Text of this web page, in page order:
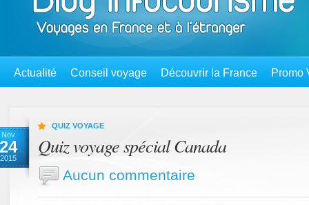
Actualité Conseil voyage Découvrir la France Promo
Nov
24
2015
QUIZ VOYAGE
Quiz voyage spécial Canada
Aucun commentaire